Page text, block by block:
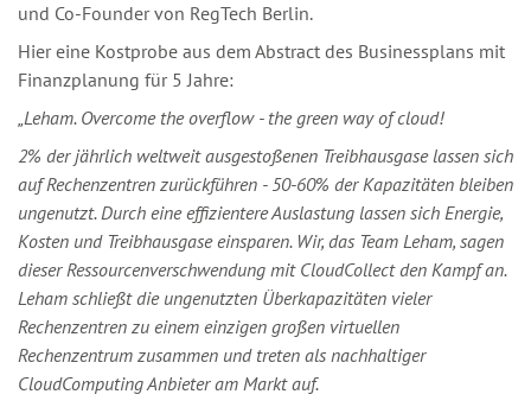
und Co-Founder von RegTech Berlin.
Hier eine Kostprobe aus dem Abstract des Businessplans mit
Finanzplanung für 5 Jahre:
„Leham. Overcome the overflow - the green way of cloud!
2% der jährlich weltweit ausgestoßenen Treibhausgase lassen sich
auf Rechenzentren zurückführen - 50-60% der Kapazitäten bleiben
ungenutzt. Durch eine effizientere Auslastung lassen sich Energie,
Kosten und Treibhausgase einsparen. Wir, das Team Leham, sagen
dieser Ressourcenverschwendung mit CloudCollect den Kampf an.
Leham schließt die ungenutzten Überkapazitäten vieler
Rechenzentren zu einem einzigen großen virtuellen
Rechenzentrum zusammen und treten als nachhaltiger
CloudComputing Anbieter am Markt auf.